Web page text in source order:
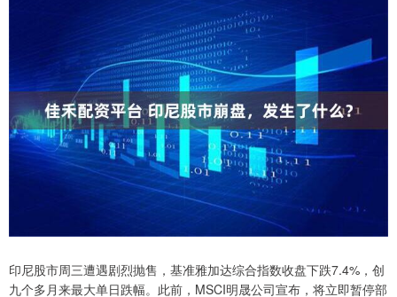
印尼股市周三遭遇剧烈抛售，基准雅加达综合指数收盘下跌7.4%，创
九个多月来最大单日跌幅。此前，MSCI明晟公司宣布，将立即暂停部